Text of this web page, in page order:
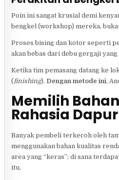
Poin ini sangat krusial demi
bengkel (workshop) mereka,
Proses bising dan kotor seperti
akan bebas dari debu gergaji
Ketika tim pemasang datang ke
(finishing). Dengan metode ini,
Memilih
Rahasia
Banyak pembeli terkecoh oleh
menggunakan bahan kualitas
area yang “keras”; di sana
itu.